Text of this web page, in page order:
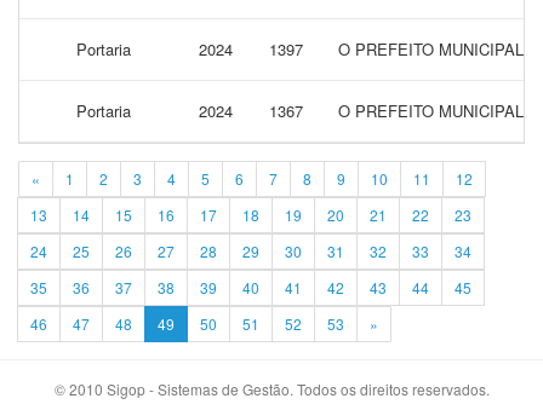
Portaria 2024 1397 O PREFEITO MUNICIPAL
Portaria 2024 1367 O PREFEITO MUNICIPAL
« 1 2 3 4 5 6 7 8 9 10 11
12
13
14 15 16 17 18 19 20 21 22
23
24
25 26 27 28 29 30 31 32 33
34
35
36 37 38 39 40 41 42 43 44
45
46
47 48 49 50 51 52 53 »
© 2010 Sigop - Sistemas de Gestão. Todos os direitos reservados.